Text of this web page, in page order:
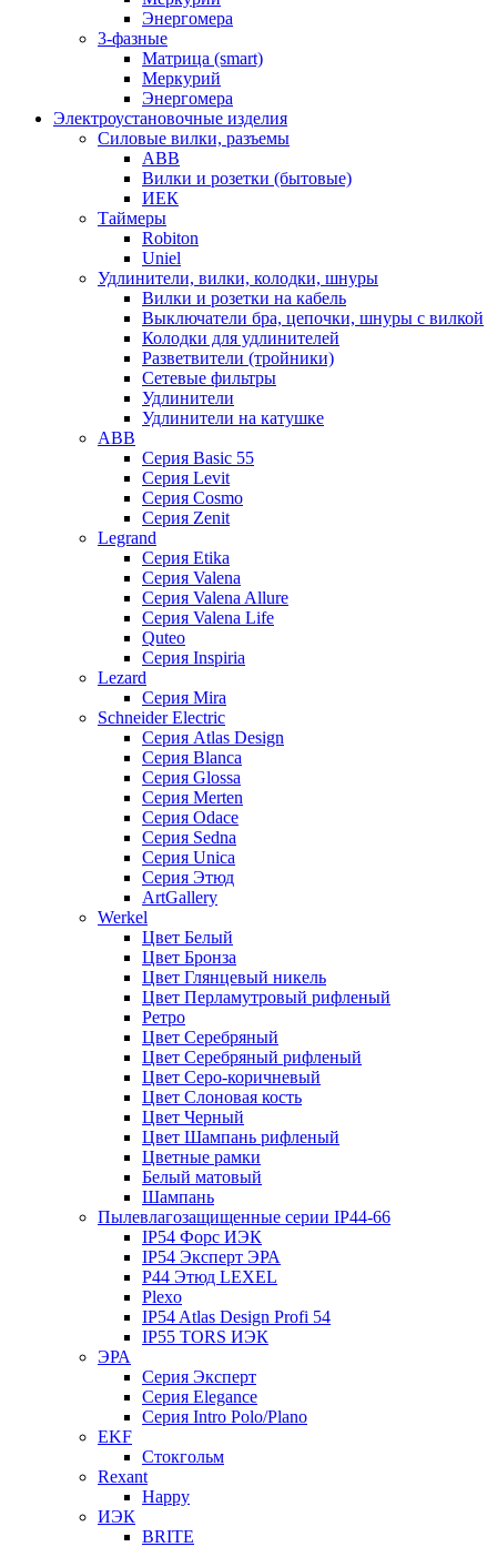
Энергомера
3-фазные
Матрица (smart)
Меркурий
Энергомера
Электроустановочные изделия
Силовые вилки, разъемы
ABB
Вилки и розетки (бытовые)
ИЕК
Таймеры
Robiton
Uniel
Удлинители, вилки, колодки, шнуры
Вилки и розетки на кабель
Выключатели бра, цепочки, шнуры с вилкой
Колодки для удлинителей
Разветвители (тройники)
Сетевые фильтры
Удлинители
Удлинители на катушке
ABB
Серия Basic 55
Серия Levit
Серия Cosmo
Серия Zenit
Legrand
Серия Etika
Серия Valena
Серия Valena Allure
Серия Valena Life
Quteo
Серия Inspiria
Lezard
Серия Mira
Schneider Electric
Серия Atlas Design
Серия Blanca
Серия Glossa
Серия Merten
Серия Odace
Серия Sedna
Серия Unica
Серия Этюд
ArtGallery
Werkel
Цвет Белый
Цвет Бронза
Цвет Глянцевый никель
Цвет Перламутровый рифленый
Ретро
Цвет Серебряный
Цвет Серебряный рифленый
Цвет Серо-коричневый
Цвет Слоновая кость
Цвет Черный
Цвет Шампань рифленый
Цветные рамки
Белый матовый
Шампань
Пылевлагозащищенные серии IP44-66
IP54 Форс ИЭК
IP54 Эксперт ЭРА
P44 Этюд LEXEL
Plexo
IP54 Atlas Design Profi 54
IP55 TORS ИЭК
ЭРА
Серия Эксперт
Серия Elegance
Серия Intro Polo/Plano
EKF
Стокгольм
Rexant
Happy
ИЭК
BRITE